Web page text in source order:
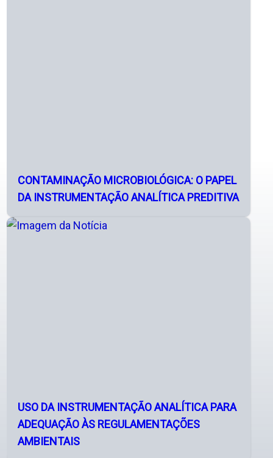
CONTAMINAÇÃO MICROBIOLÓGICA: O PAPEL
DA INSTRUMENTAÇÃO ANALÍTICA PREDITIVA
USO DA INSTRUMENTAÇÃO ANALÍTICA PARA
ADEQUAÇÃO ÀS REGULAMENTAÇÕES
AMBIENTAIS